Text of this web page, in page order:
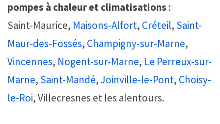
pompes à chaleur et climatisations :
Saint-Maurice, Maisons-Alfort, Créteil, Saint-
Maur-des-Fossés, Champigny-sur-Marne,
Vincennes, Nogent-sur-Marne, Le Perreux-sur-
Marne, Saint-Mandé,Joinville-le-Pont, Choisy-
le-Roi, Villecresnes et les alentours.